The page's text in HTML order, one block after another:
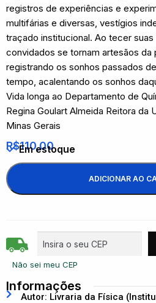
registros de experiências e
multifárias e diversas, vestígios
traçado institucional. Ao tecer
convidados se tornam artesãos da
registrando os sonhos passados
tempo, acalentando os sonhos
Vida longa ao Departamento de
Regina Goulart Almeida Reitora da
Minas Gerais
R$110,00
Em estoque
ADICIONAR AO
Não sei meu CEP
Informações
Autor: Livraria da Física